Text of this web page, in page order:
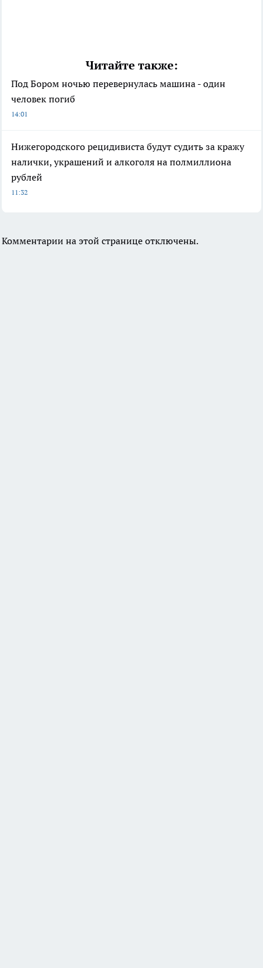
Читайте также:
Под Бором ночью перевернулась машина - один
человек погиб
14:01
Нижегородского рецидивиста будут судить за кражу
налички, украшений и алкоголя на полмиллиона
рублей
11:32
Комментарии на этой странице отключены.